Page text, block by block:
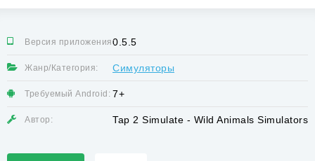
Версия приложения:0.5.5
Жанр/Категория: Симуляторы
Требуемый Android: 7+
Автор: Tap 2 Simulate - Wild Animals Simulators